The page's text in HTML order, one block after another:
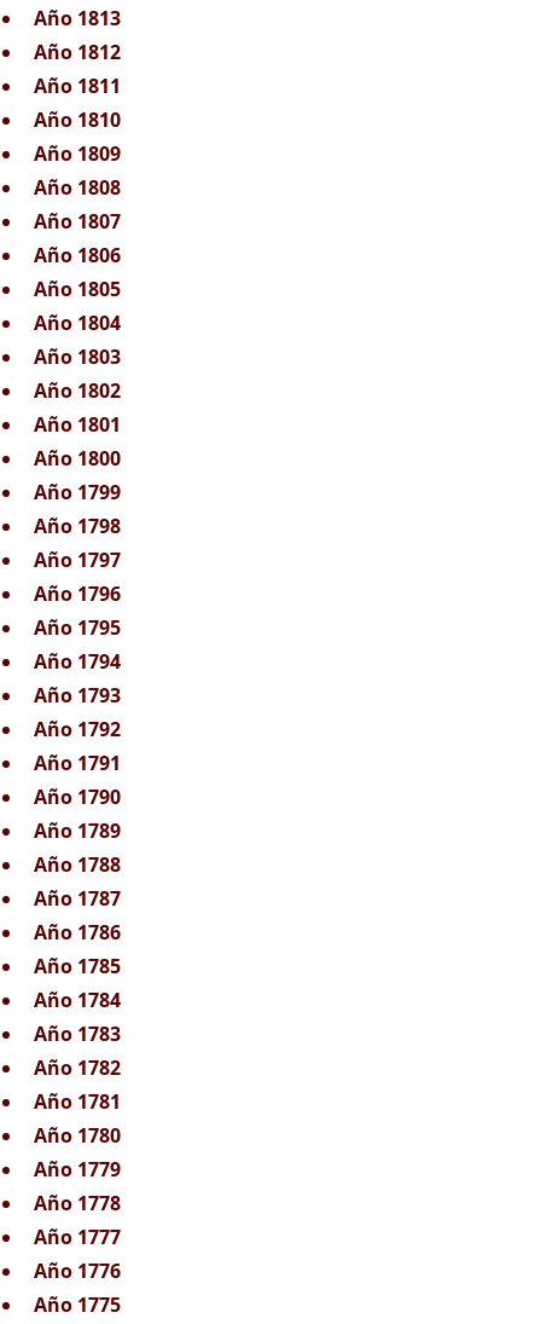
Año 1813
Año 1812
Año 1811
Año 1810
Año 1809
Año 1808
Año 1807
Año 1806
Año 1805
Año 1804
Año 1803
Año 1802
Año 1801
Año 1800
Año 1799
Año 1798
Año 1797
Año 1796
Año 1795
Año 1794
Año 1793
Año 1792
Año 1791
Año 1790
Año 1789
Año 1788
Año 1787
Año 1786
Año 1785
Año 1784
Año 1783
Año 1782
Año 1781
Año 1780
Año 1779
Año 1778
Año 1777
Año 1776
Año 1775